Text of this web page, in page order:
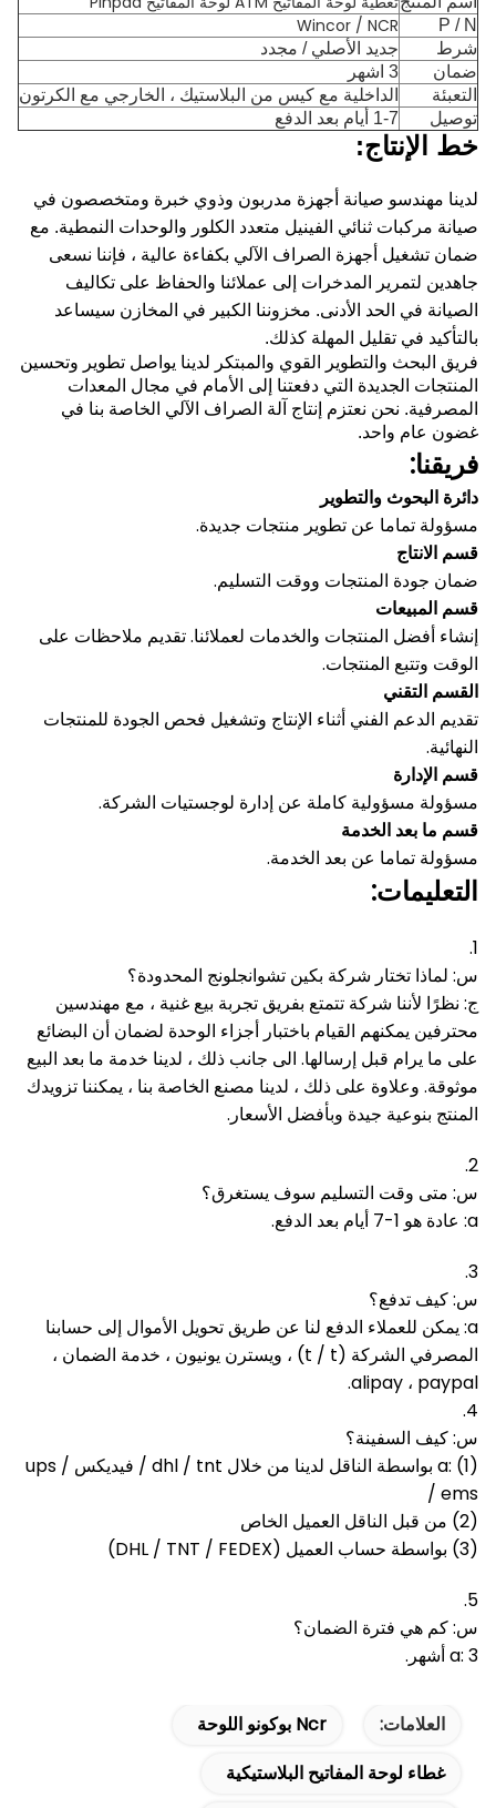
P / N
Wincor / NCR
شرط
جديد الأصلي / مجدد
ضمان
3 اشهر
التعبئة
الداخلية مع كيس من البلاستيك ، الخارجي مع الكرتون
توصيل
1-7 أيام بعد الدفع
خط الإنتاج:
لدينا مهندسو صيانة أجهزة مدربون وذوي خبرة ومتخصصون في
صيانة مركبات ثنائي الفينيل متعدد الكلور والوحدات النمطية. مع
ضمان تشغيل أجهزة الصراف الآلي بكفاءة عالية ، فإننا نسعى
جاهدين لتمرير المدخرات إلى عملائنا والحفاظ على تكاليف
الصيانة في الحد الأدنى. مخزوننا الكبير في المخازن سيساعد
بالتأكيد في تقليل المهلة كذلك.
فريق البحث والتطوير القوي والمبتكر لدينا يواصل تطوير وتحسين
المنتجات الجديدة التي دفعتنا إلى الأمام في مجال المعدات
المصرفية. نحن نعتزم إنتاج آلة الصراف الآلي الخاصة بنا في
غضون عام واحد.
فريقنا:
دائرة البحوث والتطوير
مسؤولة تماما عن تطوير منتجات جديدة.
قسم الانتاج
ضمان جودة المنتجات ووقت التسليم.
قسم المبيعات
إنشاء أفضل المنتجات والخدمات لعملائنا.تقديم ملاحظات على
الوقت وتتبع المنتجات.
القسم التقني
تقديم الدعم الفني أثناء الإنتاج وتشغيل فحص الجودة للمنتجات
النهائية.
قسم الإدارة
مسؤولة مسؤولية كاملة عن إدارة لوجستيات الشركة.
قسم ما بعد الخدمة
مسؤولة تماما عن بعد الخدمة.
التعليمات:
1.
س: لماذا تختار شركة بكين تشوانجلونج المحدودة؟
ج: نظرًا لأننا شركة تتمتع بفريق تجربة بيع غنية ، مع مهندسين
محترفين يمكنهم القيام باختبار أجزاء الوحدة لضمان أن البضائع
على ما يرام قبل إرسالها. الى جانب ذلك ، لدينا خدمة ما بعد البيع
موثوقة. وعلاوة على ذلك ، لدينا مصنع الخاصة بنا ، يمكننا تزويدك
المنتج بنوعية جيدة وبأفضل الأسعار.
2.
س: متى وقت التسليم سوف يستغرق؟
a: عادة هو 1-7 أيام بعد الدفع.
3.
س: كيف تدفع؟
a: يمكن للعملاء الدفع لنا عن طريق تحويل الأموال إلى حسابنا
المصرفي الشركة (t / t) ، ويسترن يونيون ، خدمة الضمان ،
alipay ، paypal.
4.
س: كيف السفينة؟
a: (1) بواسطة الناقل لدينا من خلال dhl / tnt / فيديكس / ups
/ ems
(2) من قبل الناقل العميل الخاص
(3) بواسطة حساب العميل (DHL / TNT / FEDEX)
5.
س: كم هي فترة الضمان؟
a: 3 أشهر.
العلامات:
Ncr بوكونو اللوحة
غطاء لوحة المفاتيح البلاستيكية